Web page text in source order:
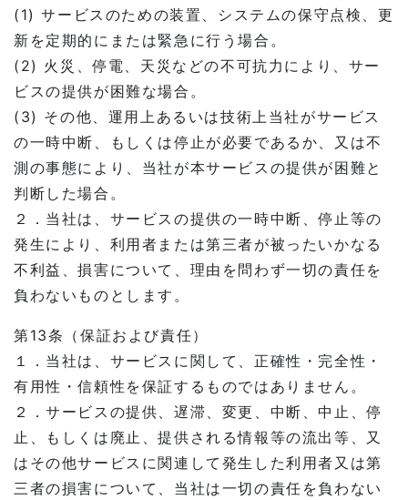
(1) サービスのための装置、システムの保守点検、更
新を定期的にまたは緊急に行う場合。
(2) 火災、停電、天災などの不可抗力により、サー
ビスの提供が困難な場合。
(3) その他、運用上あるいは技術上当社がサービス
の一時中断、もしくは停止が必要であるか、又は不
測の事態により、当社が本サービスの提供が困難と
判断した場合。
２．当社は、サービスの提供の一時中断、停止等の
発生により、利用者または第三者が被ったいかなる
不利益、損害について、理由を問わず一切の責任を
負わないものとします。
第13条（保証および責任）
１．当社は、サービスに関して、正確性・完全性・
有用性・信頼性を保証するものではありません。
２．サービスの提供、遅滞、変更、中断、中止、停
止、もしくは廃止、提供される情報等の流出等、又
はその他サービスに関連して発生した利用者又は第
三者の損害について、当社は一切の責任を負わない